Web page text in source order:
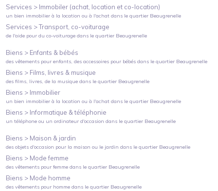
Services > Immobiler (achat, location et co-location)
un bien immobilier à la location ou à l'achat dans le quartier Beaugrenelle
Services >Transport, co-voiturage
de l'aide pour du co-voiturage dans le quartier Beaugrenelle
Biens > Enfants & bébés
des vêtements pour enfants, des accessoires pour bébés dans le quartier Beaugrenelle
Biens > Films, livres & musique
des films, livres, de la musique dans le quartier Beaugrenelle
Biens > Immobilier
un bien immobilier à la location ou à l'achat dans le quartier Beaugrenelle
Biens > Informatique & téléphonie
un téléphone ou un ordinateur d'occasion dans le quartier Beaugrenelle
Biens > Maison & jardin
des objets d'occasion pour la maison ou le jardin dans le quartier Beaugrenelle
Biens > Mode femme
des vêtements pour femme dans le quartier Beaugrenelle
Biens > Mode homme
des vêtements pour homme dans le quartier Beaugrenelle